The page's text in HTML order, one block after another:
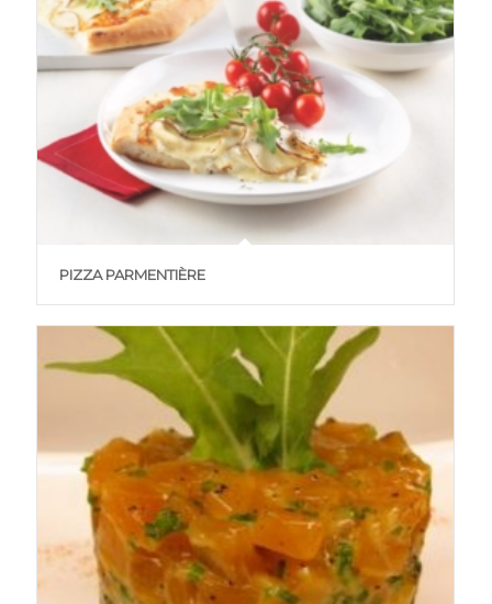
PIZZA PARMENTIÈRE